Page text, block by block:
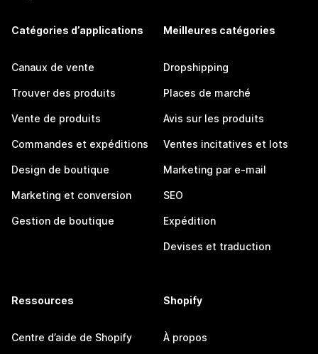
Catégories d’applications
Canaux de vente
Trouver des produits
Vente de produits
Commandes et expéditions
Design de boutique
Marketing et conversion
Gestion de boutique
Meilleures catégories
Dropshipping
Places de marché
Avis sur les produits
Ventes incitatives et lots
Marketing par e-mail
SEO
Expédition
Devises et traduction
Ressources
Centre d’aide de Shopify
Shopify
À propos